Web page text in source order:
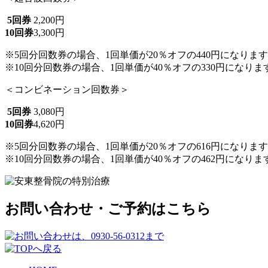
5回券 2,200円
10回券3,300円
※5回分回数券の場合、1回単価が20％オフの440円 になります
※10回分回数券の場合、1回単価が40％オフの330円 になりま
＜コンビネーション回数券＞
5回券 3,080円
10回券4,620円
※5回分回数券の場合、1回単価が20％オフの616円 になります
※10回分回数券の場合、1回単価が40％オフの462円 になりま
お問い合わせ・ご予約はこちら